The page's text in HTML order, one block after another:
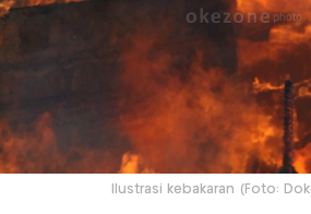
Ilustrasi kebakaran (Foto: